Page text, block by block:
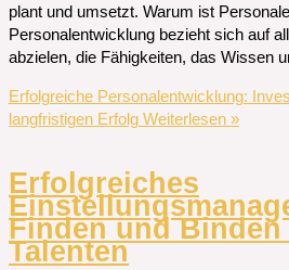
plant und umsetzt. Warum ist
Personalentwicklung bezieht sich auf
abzielen, die Fähigkeiten, das Wissen
Erfolgreiche Personalentwicklung:
langfristigen Erfolg Weiterlesen »
Erfolgreiches
Finden und Binden
Talenten